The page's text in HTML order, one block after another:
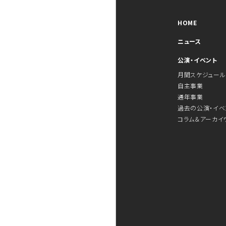
HOME
ニュース
公演・イベント
月間スケジュール
自主事業
通年事業
過去の公演・イベ
コラム＆アーカイ